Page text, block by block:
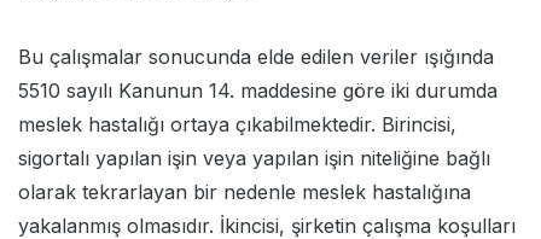
Bu çalışmalar sonucunda elde edilen veriler ışığında
5510 sayılı Kanunun 14. maddesine göre iki durumda
meslek hastalığı ortaya çıkabilmektedir. Birincisi,
sigortalı yapılan işin veya yapılan işin niteliğine bağlı
olarak tekrarlayan bir nedenle meslek hastalığına
yakalanmış olmasıdır. İkincisi, şirketin çalışma koşulları